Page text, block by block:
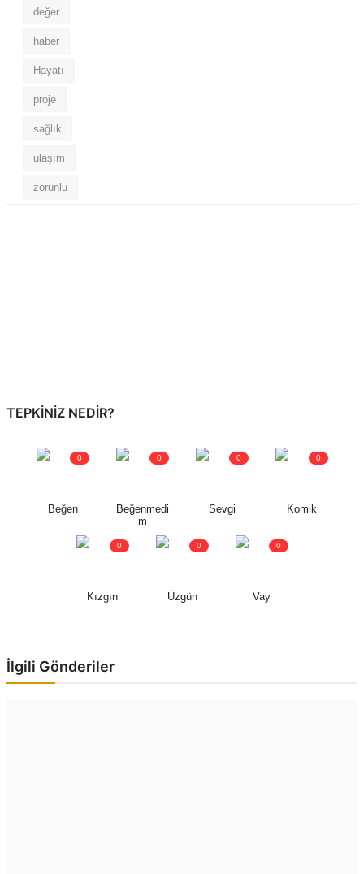
değer
haber
Hayatı
proje
sağlık
ulaşım
zorunlu
TEPKINIZ NEDIR?
Beğen
0
Beğenmedi
m
0
Sevgi
0
Komik
0
Kızgın
0
Üzgün
0
Vay
0
İlgili Gönderiler